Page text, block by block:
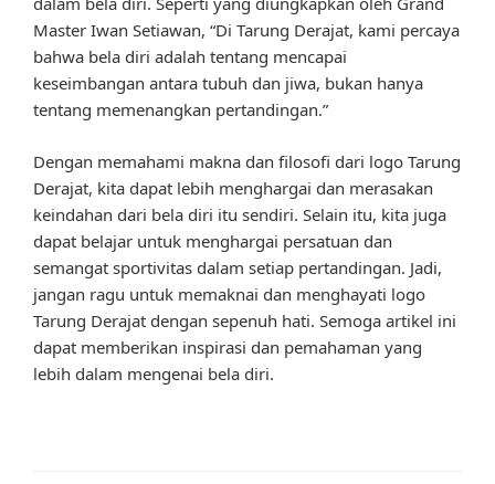
Master Iwan Setiawan, “Di Tarung Derajat, kami percaya
bahwa bela diri adalah tentang mencapai
keseimbangan antara tubuh dan jiwa, bukan hanya
tentang memenangkan pertandingan.”
Dengan memahami makna dan filosofi dari logo Tarung
Derajat, kita dapat lebih menghargai dan merasakan
keindahan dari bela diri itu sendiri. Selain itu, kita juga
dapat belajar untuk menghargai persatuan dan
semangat sportivitas dalam setiap pertandingan. Jadi,
jangan ragu untuk memaknai dan menghayati logo
Tarung Derajat dengan sepenuh hati. Semoga artikel ini
dapat memberikan inspirasi dan pemahaman yang
lebih dalam mengenai bela diri.